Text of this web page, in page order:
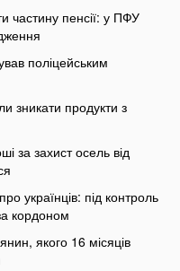
частину пенсії: у ПФУ
поліцейським
зникати продукти з
за захист осель від
українців: під контроль
кордоном
якого 16 місяців